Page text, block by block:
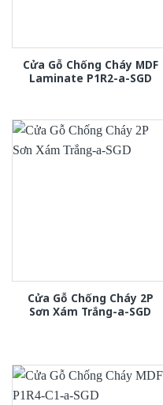
Cửa Gỗ Chống Cháy MDF
Laminate P1R2-a-SGD
Cửa Gỗ Chống Cháy 2P
Sơn Xám Trắng-a-SGD